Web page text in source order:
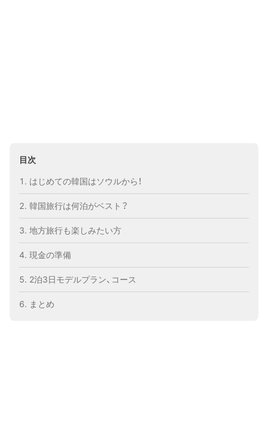
目次
はじめての韓国はソウルから！
韓国旅行は何泊がベスト？
地方旅行も楽しみたい方
現金の準備
2泊3日モデルプラン、コース
まとめ